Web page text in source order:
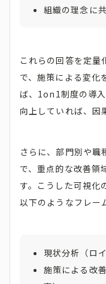
組織の理念に
これらの回答を定量
で、施策による変化
ば、1on1制度の導
向上していれば、因
さらに、部門別や職
で、重点的な改善領
す。こうした可視化
以下のようなフレー
現状分析（ロ
施策による改